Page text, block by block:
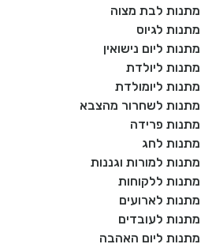
מתנות לבת מצוה
מתנות לגיוס
מתנות ליום נישואין
מתנות ליולדת
מתנות ליומולדת
מתנות לשחרור מהצבא
מתנות פרידה
מתנות לחג
מתנות למורות וגננות
מתנות ללקוחות
מתנות לארועים
מתנות לעובדים
מתנות ליום האהבה